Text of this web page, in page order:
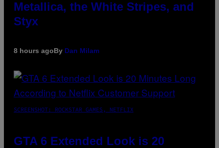
Metallica, the White Stripes, and
Styx
8 hours agoBy Dan Milam
SCREENSHOT: ROCKSTAR GAMES, NETFLIX
GTA 6 Extended Look is 20